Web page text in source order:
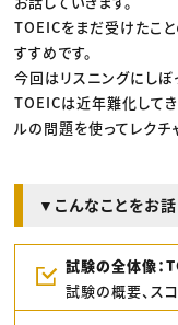
TOEICをまだ受けたこ
すすめです。
今回はリスニングにしぼ
TOEICは近年難化して
ルの問題を使ってレクチ
▼こんなことをお話
試験の全体像：
試験の概要、ス